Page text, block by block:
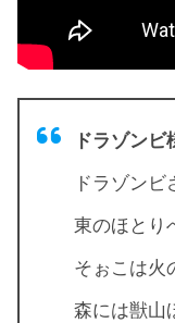
ドラゾン
ドラゾン
東のほとり
そぉこは火
森には獣山